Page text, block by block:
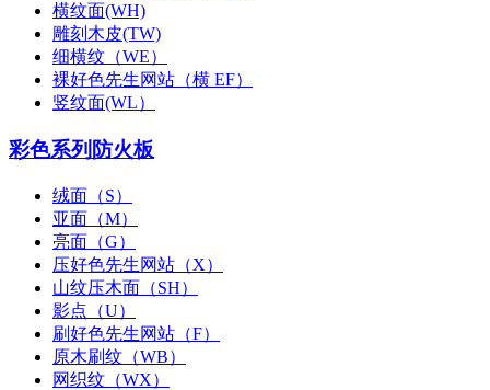
横纹面(WH)
雕刻木皮(TW)
细横纹（WE）
裸好色先生网站（横 EF）
竖纹面(WL）
彩色系列防火板
绒面（S）
亚面（M）
亮面（G）
压好色先生网站（X）
山纹压木面（SH）
影点（U）
刷好色先生网站（F）
原木刷纹（WB）
网织纹（WX）